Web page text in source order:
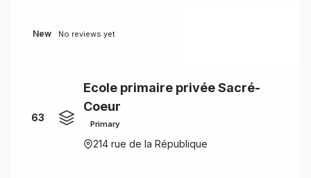
New No reviews yet
63
Ecole primaire privée Sacré-
Coeur
Primary
214 rue de la République